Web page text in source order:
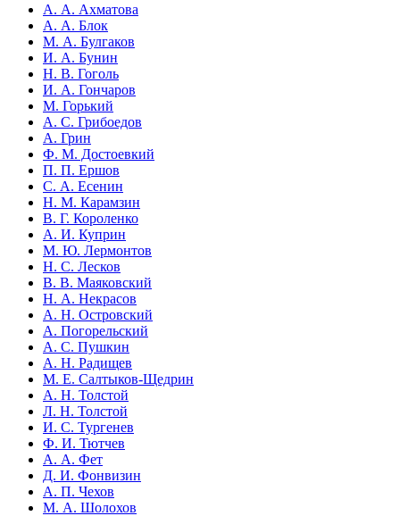
А. А. Ахматова
А. А. Блок
М. А. Булгаков
И. А. Бунин
Н. В. Гоголь
И. А. Гончаров
М. Горький
А. С. Грибоедов
А. Грин
Ф. М. Достоевкий
П. П. Ершов
С. А. Есенин
Н. М. Карамзин
В. Г. Короленко
А. И. Куприн
М. Ю. Лермонтов
Н. С. Лесков
В. В. Маяковский
Н. А. Некрасов
А. Н. Островский
А. Погорельский
А. С. Пушкин
А. Н. Радищев
М. Е. Салтыков-Щедрин
А. Н. Толстой
Л. Н. Толстой
И. С. Тургенев
Ф. И. Тютчев
А. А. Фет
Д. И. Фонвизин
А. П. Чехов
М. А. Шолохов